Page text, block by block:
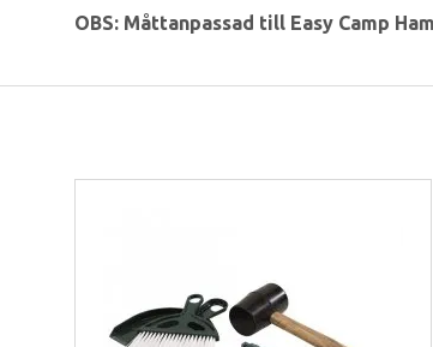
OBS: Måttanpassad till Easy Camp